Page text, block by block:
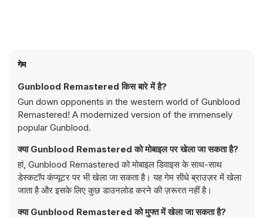
गेम
Gunblood Remastered किस बारे में है?
Gun down opponents in the western world of Gunblood
Remastered! A modernized version of the immensely
popular Gunblood.
क्या Gunblood Remastered को मोबाइल पर खेला जा सकता है?
हां, Gunblood Remastered को मोबाइल डिवाइस के साथ-साथ
डेस्कटॉप कंप्यूटर पर भी खेला जा सकता है। यह गेम सीधे ब्राउज़र में खेला
जाता है और इसके लिए कुछ डाउनलोड करने की ज़रूरत नहीं है।
क्या Gunblood Remastered को मुफ्त में खेला जा सकता है?